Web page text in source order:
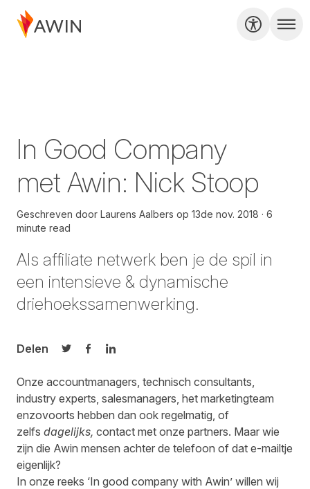
In Good Company
met Awin: Nick Stoop
Geschreven door Laurens Aalbers op 13de nov. 2018
6
minute read
Als affiliate netwerk ben je de spil in
een intensieve & dynamische
driehoekssamenwerking.
Delen
Delen op Twitter
Delen op Facebook
Delen op LinkedIn
Onze accountmanagers, technisch consultants,
industry experts, salesmanagers, het marketingteam
enzovoorts hebben dan ook regelmatig, of
zelfs dagelijks, contact met onze partners. Maar wie
zijn die Awin mensen achter de telefoon of dat e-mailtje
eigenlijk?
In onze reeks ‘In good company with Awin’ willen wij